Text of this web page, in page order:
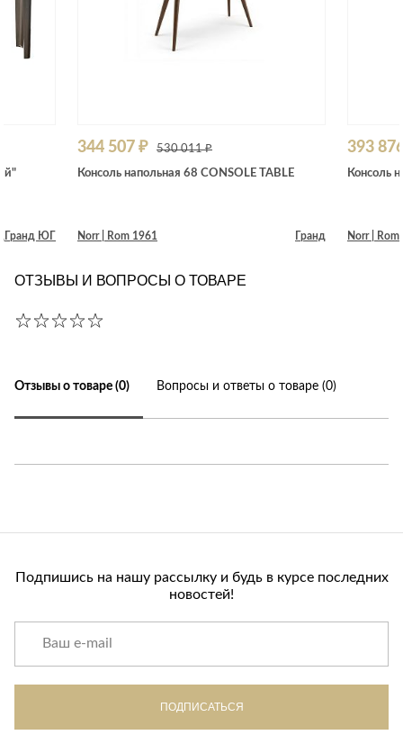
Гранд ЮГ
344 507 ₽ 530 011 ₽
Консоль напольная 68 CONSOLE TABLE
Norr | Rom 1961 Гранд
393
Консоль
Norr | Rom
ОТЗЫВЫ И ВОПРОСЫ О ТОВАРЕ
Отзывы о товаре (0) Вопросы и ответы о товаре (0)
Подпишись на нашу рассылку и будь в курсе последних
новостей!
ПОДПИСАТЬСЯ